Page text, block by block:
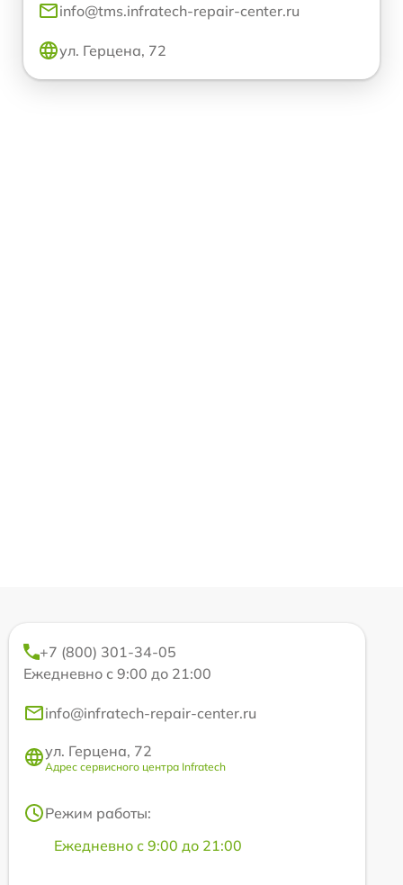
info@tms.infratech-repair-center.ru
ул. Герцена, 72
+7 (800) 301-34-05
Ежедневно с 9:00 до 21:00
info@infratech-repair-center.ru
ул. Герцена, 72
Адрес сервисного центра Infratech
Режим работы:
Ежедневно с 9:00 до 21:00